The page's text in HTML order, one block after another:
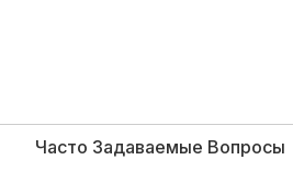
Часто Задаваемые Вопросы